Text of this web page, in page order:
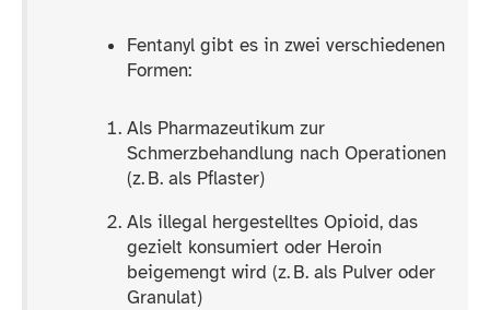
Fentanyl gibt es in zwei verschiedenen
Formen:
Als Pharmazeutikum zur
Schmerzbehandlung nach Operationen
(z. B. als Pflaster)
Als illegal hergestelltes Opioid, das
gezielt konsumiert oder Heroin
beigemengt wird (z. B. als Pulver oder
Granulat)